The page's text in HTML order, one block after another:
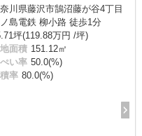
川県藤沢市鵠沼藤が谷4丁目
島電鉄 柳小路 徒歩1分
坪(119.88万円 /坪)
面積 151.12㎡
い率 50.0(%)
率 80.0(%)